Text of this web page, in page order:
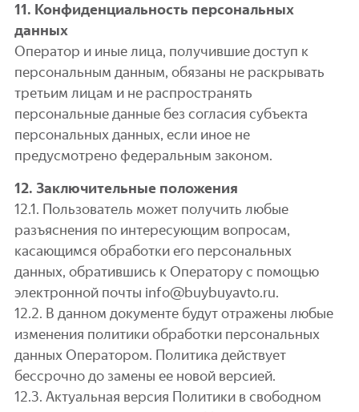
11. Конфиденциальность персональных
данных
Оператор и иные лица, получившие доступ к
персональным данным, обязаны не раскрывать
третьим лицам и не распространять
персональные данные без согласия субъекта
персональных данных, если иное не
предусмотрено федеральным законом.
12. Заключительные положения
12.1. Пользователь может получить любые
разъяснения по интересующим вопросам,
касающимся обработки его персональных
данных, обратившись к Оператору с помощью
электронной почты info@buybuyavto.ru.
12.2. В данном документе будут отражены любые
изменения политики обработки персональных
данных Оператором. Политика действует
бессрочно до замены ее новой версией.
12.3. Актуальная версия Политики в свободном